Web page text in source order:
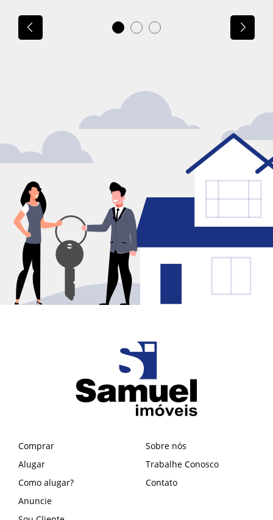
Comprar
Alugar
Como alugar?
Sobre nós
Trabalhe Conosco
Contato
Anuncie